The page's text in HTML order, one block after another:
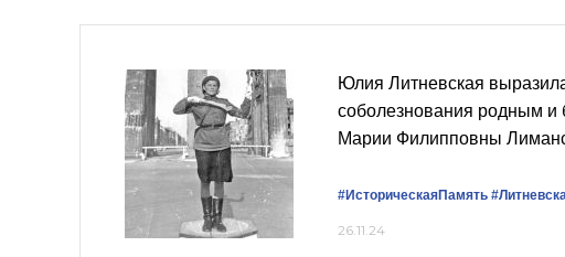
Юлия Литневская
соболезнования родным и
Марии Филипповны
#ИсторическаяПамять
26.11.24